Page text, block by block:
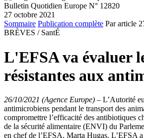
Bulletin Quotidien Europe N° 12820
27 octobre 2021
Sommaire Publication complète Par article
BRÈVES / SantÉ
L'EFSA va évaluer
résistantes aux
26/10/2021 (Agence Europe) – L’Autorité
antimicrobiens pendant le transport des
compromettre l’efficacité des antibiotiques
de la sécurité alimentaire (ENVI) du
en chef de l’EFSA, Marta Hugas. L’EFSA